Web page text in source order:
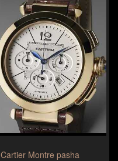
Cartier Montre pasha